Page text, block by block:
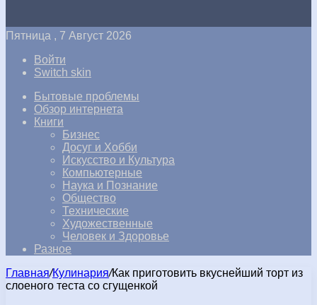
Пятница , 7 Август 2026
Войти
Switch skin
Бытовые проблемы
Обзор интернета
Книги
Бизнес
Досуг и Хобби
Искусство и Культура
Компьютерные
Наука и Познание
Общество
Технические
Художественные
Человек и Здоровье
Разное
Главная/Кулинария/Как приготовить вкуснейший торт из
слоеного теста со сгущенкой